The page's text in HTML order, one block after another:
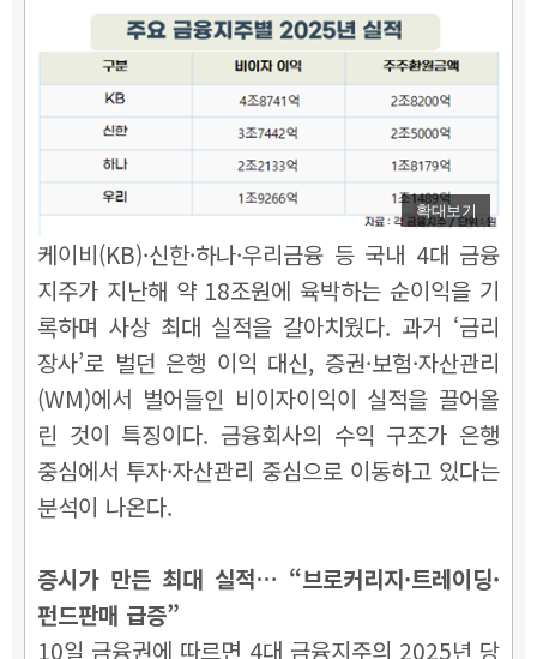
확대보기
케이비(KB)·신한·하나·우리금융 등 국내 4대 금융
지주가 지난해 약 18조원에 육박하는 순이익을 기
록하며 사상 최대 실적을 갈아치웠다. 과거 ‘금리
장사’로 벌던 은행 이익 대신, 증권·보험·자산관리
(WM)에서 벌어들인 비이자이익이 실적을 끌어올
린 것이 특징이다. 금융회사의 수익 구조가 은행
중심에서 투자·자산관리 중심으로 이동하고 있다는
분석이 나온다.
증시가 만든 최대 실적… “브로커리지·트레이딩·
펀드판매 급증”
10일 금융권에 따르면 4대 금융지주의 2025년 당